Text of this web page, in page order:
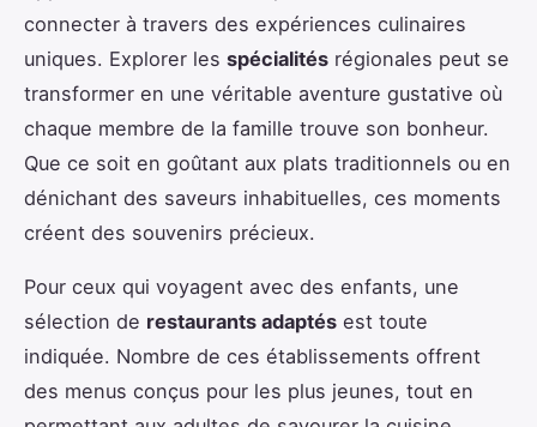
connecter à travers des expériences culinaires
uniques. Explorer les spécialités régionales peut se
transformer en une véritable aventure gustative où
chaque membre de la famille trouve son bonheur.
Que ce soit en goûtant aux plats traditionnels ou en
dénichant des saveurs inhabituelles, ces moments
créent des souvenirs précieux.
Pour ceux qui voyagent avec des enfants, une
sélection de restaurants adaptés est toute
indiquée. Nombre de ces établissements offrent
des menus conçus pour les plus jeunes, tout en